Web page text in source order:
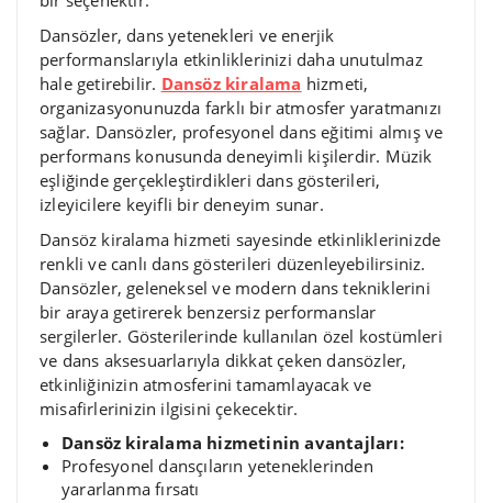
Dansözler, dans yetenekleri ve enerjik
performanslarıyla etkinliklerinizi daha unutulmaz
hale getirebilir. Dansöz kiralama hizmeti,
organizasyonunuzda farklı bir atmosfer yaratmanızı
sağlar. Dansözler, profesyonel dans eğitimi almış ve
performans konusunda deneyimli kişilerdir. Müzik
eşliğinde gerçekleştirdikleri dans gösterileri,
izleyicilere keyifli bir deneyim sunar.
Dansöz kiralama hizmeti sayesinde etkinliklerinizde
renkli ve canlı dans gösterileri düzenleyebilirsiniz.
Dansözler, geleneksel ve modern dans tekniklerini
bir araya getirerek benzersiz performanslar
sergilerler. Gösterilerinde kullanılan özel kostümleri
ve dans aksesuarlarıyla dikkat çeken dansözler,
etkinliğinizin atmosferini tamamlayacak ve
misafirlerinizin ilgisini çekecektir.
Dansöz kiralama hizmetinin avantajları:
Profesyonel dansçıların yeteneklerinden
yararlanma fırsatı